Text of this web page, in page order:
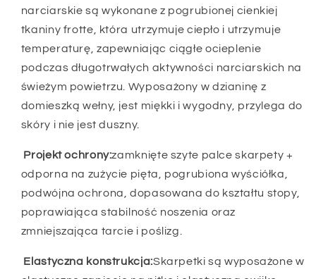
narciarskie są wykonane z pogrubionej cienkiej
tkaniny frotte, która utrzymuje ciepło i utrzymuje
temperaturę, zapewniając ciągłe ocieplenie
podczas długotrwałych aktywności narciarskich na
świeżym powietrzu. Wyposażony w dzianinę z
domieszką wełny, jest miękki i wygodny, przylega do
skóry i nie jest duszny.
Projekt ochrony:zamknięte szyte palce skarpety +
odporna na zużycie pięta, pogrubiona wyściółka,
podwójna ochrona, dopasowana do kształtu stopy,
poprawiająca stabilność noszenia oraz
zmniejszająca tarcie i poślizg.
Elastyczna konstrukcja:Skarpetki są wyposażone w